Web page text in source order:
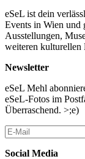
Während dieser
unsere Sicht auf die
machthabende
kämpferisch, die
sich von solchen
Blaue vom Himmel
die Freiheit Über
/ schillernd wie ein
Die Ausstellung
Positionen, die
unisono spielenden
ebenso eintönig
einziggültige
eSeL ist dein
Events in Wien und
Ausstellungen,
weiteren kulturellen
Newsletter
eSeL Mehl
eSeL-Fotos im
Überraschend. >;e)
Social Media